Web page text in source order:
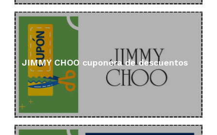
JIMMY CHOO cuponera de descuentos